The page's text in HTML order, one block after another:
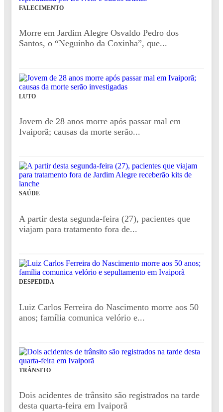
FALECIMENTO
Morre em Jardim Alegre Osvaldo Pedro dos
Santos, o “Neguinho da Coxinha”, que...
LUTO
Jovem de 28 anos morre após passar mal em
Ivaiporã; causas da morte serão...
SAÚDE
A partir desta segunda-feira (27), pacientes que
viajam para tratamento fora de...
DESPEDIDA
Luiz Carlos Ferreira do Nascimento morre aos 50
anos; família comunica velório e...
TRÂNSITO
Dois acidentes de trânsito são registrados na tarde
desta quarta-feira em Ivaiporã